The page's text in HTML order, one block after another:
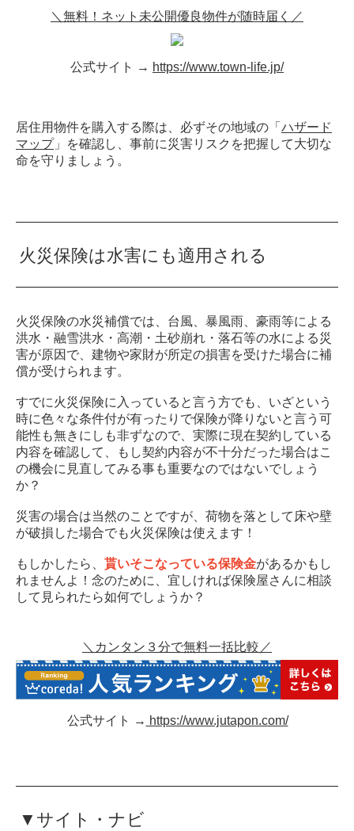
＼無料！ネット未公開優良物件が随時届く／
公式サイト → https://www.town-life.jp/
居住用物件を購入する際は、必ずその地域の「 ハザード
マップ」を確認し、事前に災害リスクを把握して大切な
命を守りましょう。
火災保険は水害にも適用される
火災保険の水災補償では、台風、暴風雨、豪雨等による
洪水・融雪洪水・高潮・土砂崩れ・落石等の水による災
害が原因で、建物や家財が所定の損害を受けた場合に補
償が受けられます。
すでに火災保険に入っていると言う方でも、いざという
時に色々な条件付が有ったりで保険が降りないと言う可
能性も無きにしも非ずなので、実際に現在契約している
内容を確認して、もし契約内容が不十分だった場合はこ
の機会に見直してみる事も重要なのではないでしょう
か？
災害の場合は当然のことですが、荷物を落として床や壁
が破損した場合でも火災保険は使えます！
もしかしたら、 貰いそこなっている保険金があるかもし
れませんよ！念のために、宜しければ保険屋さんに相談
して見られたら如何でしょうか？
＼カンタン３分で無料一括比較／
公式サイト → https://www.jutapon.com/
▼サイト・ナビ